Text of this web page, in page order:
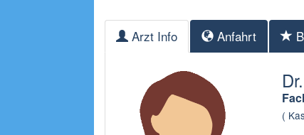
Arzt Info Anfahrt
(